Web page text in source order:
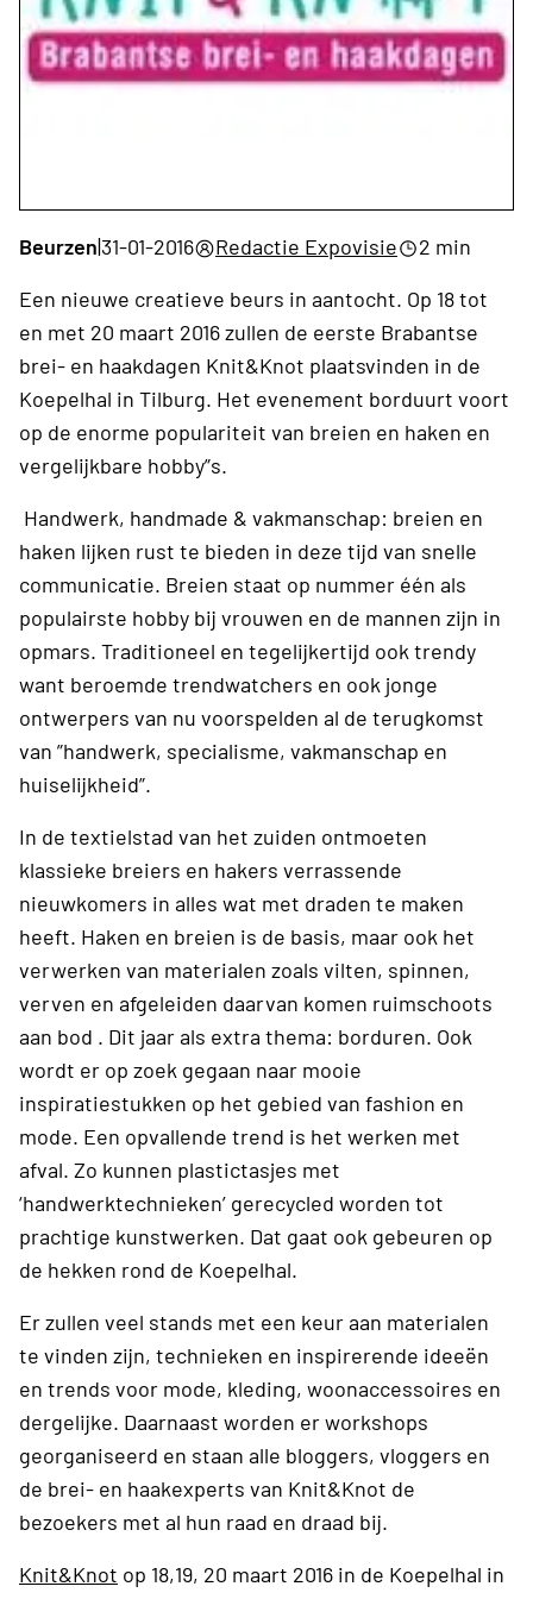
Beurzen|31-01-2016 Redactie Expovisie
2 min
Een nieuwe creatieve beurs in aantocht. Op 18 tot
en met 20 maart 2016 zullen de eerste Brabantse
brei- en haakdagen Knit&Knot plaatsvinden in de
Koepelhal in Tilburg. Het evenement borduurt voort
op de enorme populariteit van breien en haken en
vergelijkbare hobby”s.
Handwerk, handmade & vakmanschap: breien en
haken lijken rust te bieden in deze tijd van snelle
communicatie. Breien staat op nummer één als
populairste hobby bij vrouwen en de mannen zijn in
opmars. Traditioneel en tegelijkertijd ook trendy
want beroemde trendwatchers en ook jonge
ontwerpers van nu voorspelden al de terugkomst
van ”handwerk, specialisme, vakmanschap en
huiselijkheid”.
In de textielstad van het zuiden ontmoeten
klassieke breiers en hakers verrassende
nieuwkomers in alles wat met draden te maken
heeft. Haken en breien is de basis, maar ook het
verwerken van materialen zoals vilten, spinnen,
verven en afgeleiden daarvan komen ruimschoots
aan bod . Dit jaar als extra thema: borduren. Ook
wordt er op zoek gegaan naar mooie
inspiratiestukken op het gebied van fashion en
mode. Een opvallende trend is het werken met
afval. Zo kunnen plastictasjes met
‘handwerktechnieken’ gerecycled worden tot
prachtige kunstwerken. Dat gaat ook gebeuren op
de hekken rond de Koepelhal.
Er zullen veel stands met een keur aan materialen
te vinden zijn, technieken en inspirerende ideeën
en trends voor mode, kleding, woonaccessoires en
dergelijke. Daarnaast worden er workshops
georganiseerd en staan alle bloggers, vloggers en
de brei- en haakexperts van Knit&Knot de
bezoekers met al hun raad en draad bij.
Knit&Knot op 18,19, 20 maart 2016 in de Koepelhal in